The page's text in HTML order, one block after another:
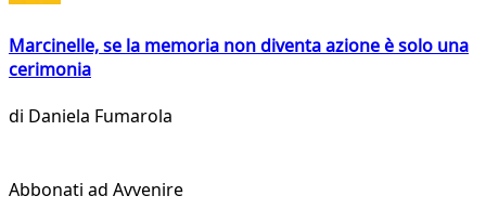
Marcinelle, se la memoria non diventa azione è solo una
cerimonia
di Daniela Fumarola
Abbonati ad Avvenire